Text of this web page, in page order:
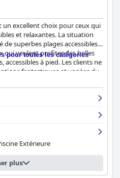
un excellent choix pour ceux qui
et relaxantes. La situation
superbes plages accessibles,
qui veulent profiter des belles
accessibles à pied. Les clients ne
fantastiques et variées du
et des pancakes au petit
frais, des muffins, des
encore. Les délicieux et
qui ont eu une expérience
L'hôtel Naxos Summerland
propres et confortables,
sur la piscine et la mer. Le
resorta été très apprécié et a
des clients. La piscine est
de comprendre pourquoi de
pour toutes les catégories
Extérieure
plus